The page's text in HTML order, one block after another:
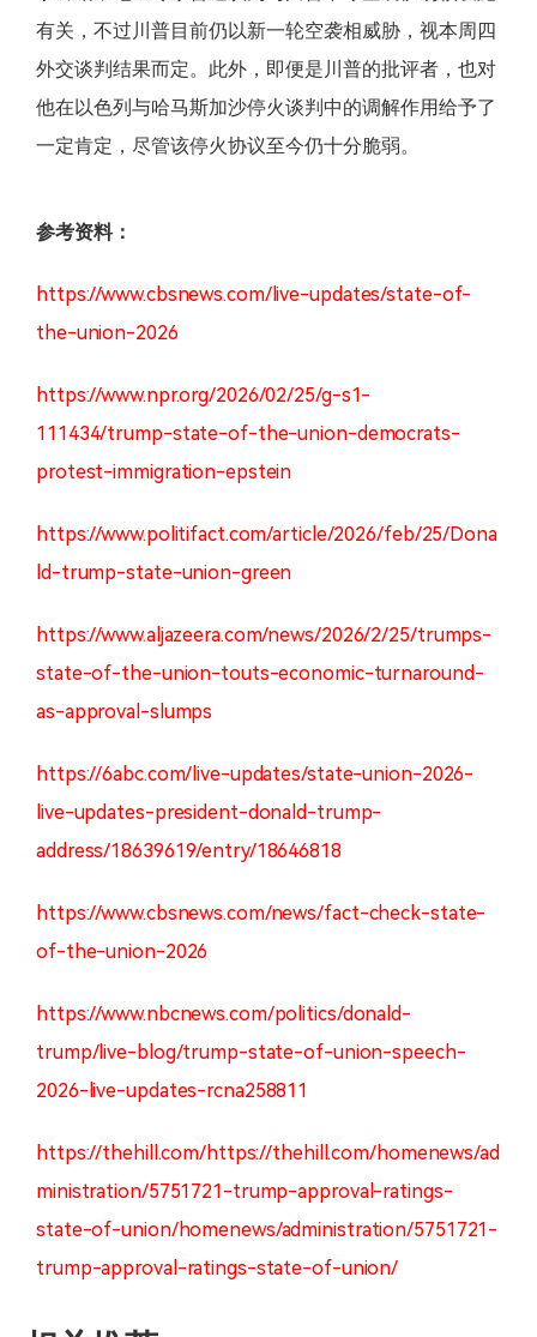
有关，不过川普目前仍以新一轮空袭相威胁，视本周四
外交谈判结果而定。此外，即便是川普的批评者，也对
他在以色列与哈马斯加沙停火谈判中的调解作用给予了
一定肯定，尽管该停火协议至今仍十分脆弱。
参考资料：
https://www.cbsnews.com/live-updates/state-of-
the-union-2026
https://www.npr.org/2026/02/25/g-s1-
111434/trump-state-of-the-union-democrats-
protest-immigration-epstein
https://www.politifact.com/article/2026/feb/25/Dona
ld-trump-state-union-green
https://www.aljazeera.com/news/2026/2/25/trumps-
state-of-the-union-touts-economic-turnaround-
as-approval-slumps
https://6abc.com/live-updates/state-union-2026-
live-updates-president-donald-trump-
address/18639619/entry/18646818
https://www.cbsnews.com/news/fact-check-state-
of-the-union-2026
https://www.nbcnews.com/politics/donald-
trump/live-blog/trump-state-of-union-speech-
2026-live-updates-rcna258811
https://thehill.com/https://thehill.com/homenews/ad
ministration/5751721-trump-approval-ratings-
state-of-union/homenews/administration/5751721-
trump-approval-ratings-state-of-union/